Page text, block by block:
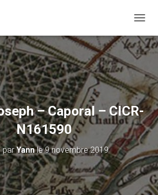
É
P
L
E
R
L
A
N
A
V
G
A
T
I
O
– Caporal – CICR-
N161590
parYannle9 novembre 2019